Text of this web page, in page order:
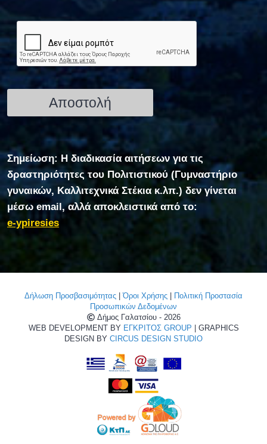
Σημείωση: Η διαδικασία αιτήσεων για τις
δραστηριότητες του Πολιτιστικού (Γυμναστήριο
γυναικών, Καλλιτεχνικά Στέκια κ.λπ.) δεν γίνεται
μέσω email, αλλά αποκλειστικά από το:
e-ypiresies
Δήλωση Προσβασιμότητας |Όροι Χρήσης
Πολιτική Προστασία
Προσωπικών Δεδομένων
Δήμος Γαλατσίου - 2026
WEB DEVELOPMENT BY ΕΓΚΡΙΤΟΣ GROUP | GRAPHICS
DESIGN BY CIRCUS DESIGN STUDIO